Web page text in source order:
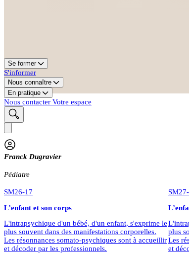
Se former
S'informer
Nous connaître
En pratique
Nous contacter Votre espace
Franck Dugravier
Pédiatre
SM26-17
L’enfant et son corps
L'intrapsychique d'un bébé, d'un enfant, s'exprime le
plus souvent dans des manifestations corporelles.
Les résonnances somato-psychiques sont à accueillir
et décoder par les professionnels.
plus
Les
et